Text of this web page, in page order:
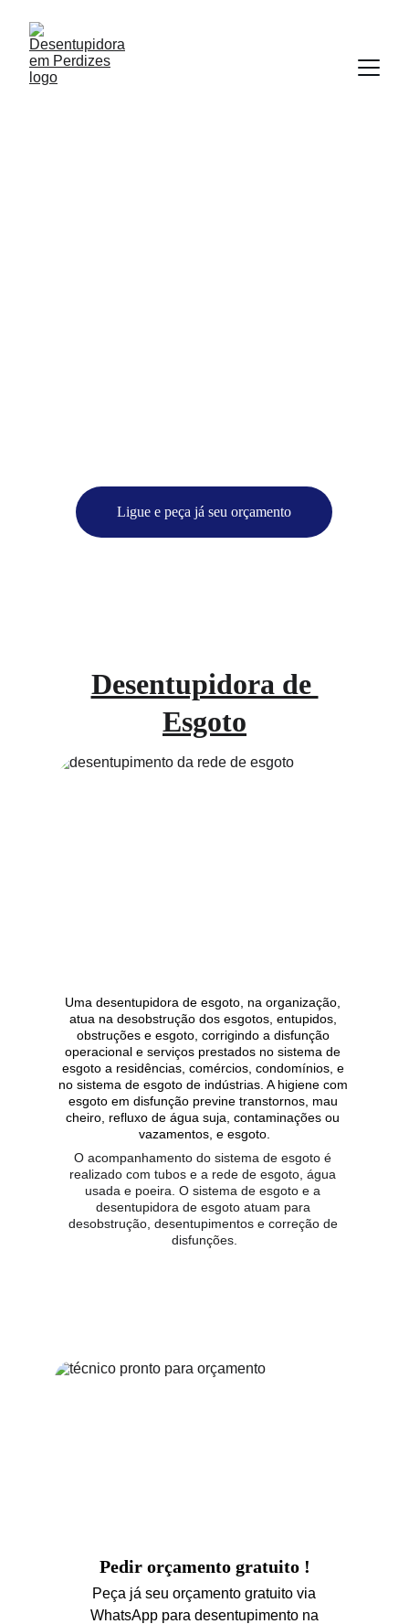
Ligue e peça já seu orçamento
Uma desentupidora de esgoto, na organização,
atua na desobstrução dos esgotos, entupidos,
obstruções e esgoto, corrigindo a disfunção
operacional e serviços prestados no sistema de
esgoto a residências, comércios, condomínios, e
no sistema de esgoto de indústrias. A higiene com
esgoto em disfunção previne transtornos, mau
cheiro, refluxo de água suja, contaminações ou
vazamentos, e esgoto.
O acompanhamento do sistema de esgoto é
realizado com tubos e a rede de esgoto, água
usada e poeira. O sistema de esgoto e a
desentupidora de esgoto atuam para
desobstrução, desentupimentos e correção de
disfunções.
Desentupidora de
Esgoto
Pedir orçamento gratuito !
Peça já seu orçamento gratuito via
WhatsApp para desentupimento na